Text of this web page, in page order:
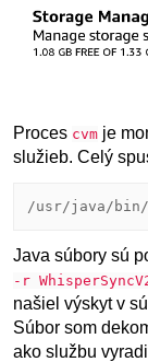
Proces cvm je
služieb. Celý
/usr/java/bin/
Java súbory sú
-r
našiel výskyt v
Súbor som
ako službu